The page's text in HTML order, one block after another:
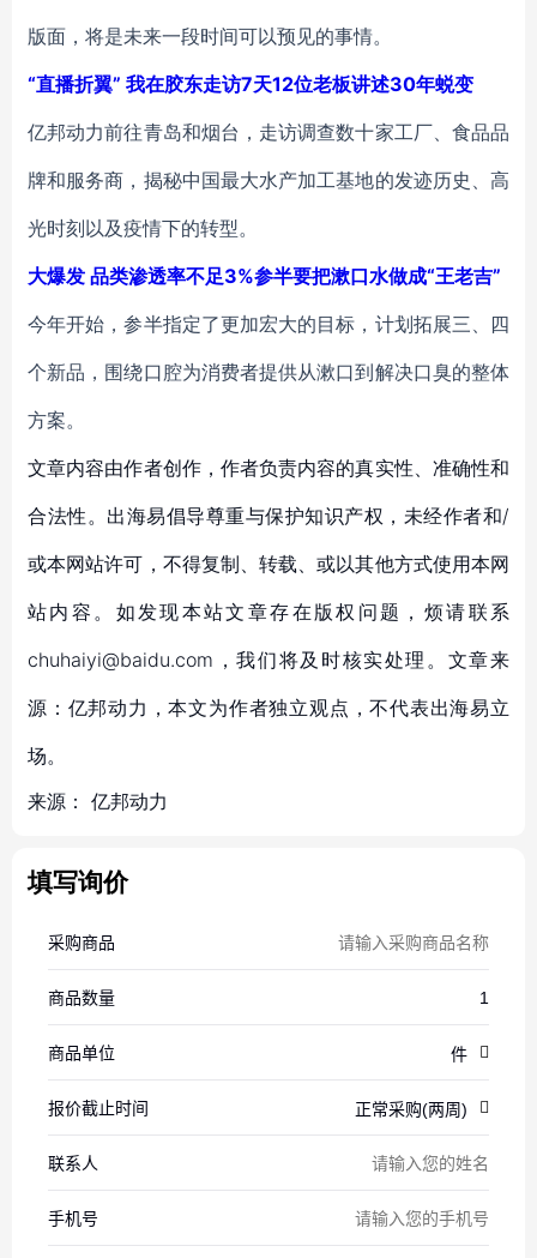
版面，将是未来一段时间可以预见的事情。
“直播折翼” 我在胶东走访7天12位老板讲述30年蜕变
亿邦动力前往青岛和烟台，走访调查数十家工厂、食品品
牌和服务商，揭秘中国最大水产加工基地的发迹历史、高
光时刻以及疫情下的转型。
大爆发 品类渗透率不足3%参半要把漱口水做成“王老吉”
今年开始，参半指定了更加宏大的目标，计划拓展三、四
个新品，围绕口腔为消费者提供从漱口到解决口臭的整体
方案。
文章内容由作者创作，作者负责内容的真实性、准确性和
合法性。出海易倡导尊重与保护知识产权，未经作者和/
或本网站许可，不得复制、转载、或以其他方式使用本网
站内容。如发现本站文章存在版权问题，烦请联系
chuhaiyi@baidu.com，我们将及时核实处理。文章来
源：亿邦动力，本文为作者独立观点，不代表出海易立
场。
来源： 亿邦动力
填写询价